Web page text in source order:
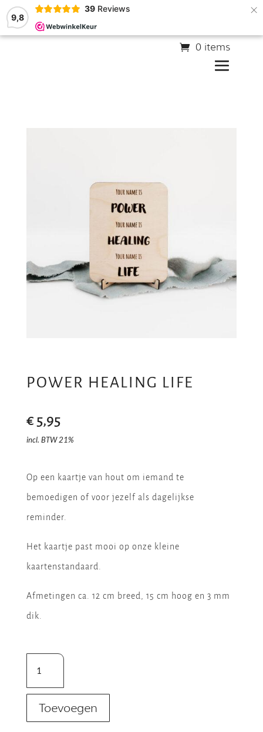
9,8
39 Reviews ×
0 items
POWER HEALING LIFE
€ 5,95
incl. BTW 21%
Op een kaartje van hout om iemand te
bemoedigen of voor jezelf als dagelijkse
reminder.
Het kaartje past mooi op onze kleine
kaartenstandaard.
Afmetingen ca. 12 cm breed, 15 cm hoog en 3 mm
dik.
Life
aantal
Toevoegen